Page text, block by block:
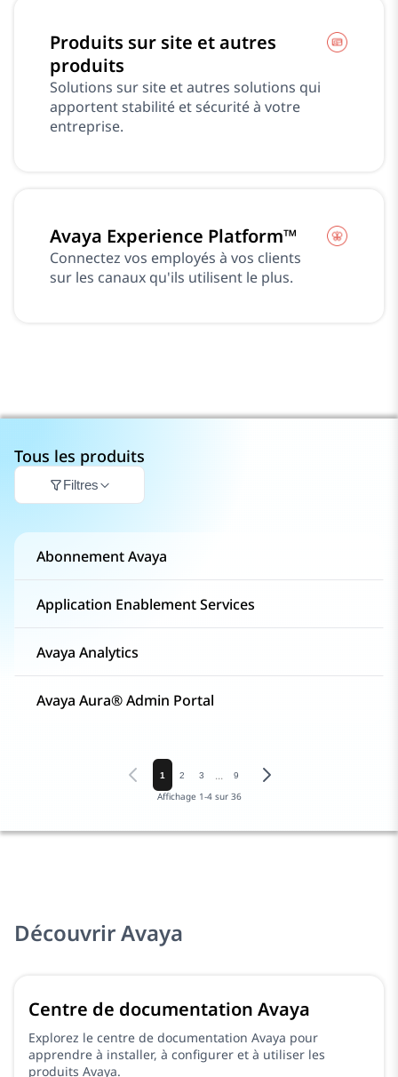
Produits sur site et autres
produits
Solutions sur site et autres solutions qui
apportent stabilité et sécurité à votre
entreprise.
Avaya Experience Platform™
Connectez vos employés à vos clients
sur les canaux qu'ils utilisent le plus.
Tous les produits
Filtres
Abonnement Avaya
Application Enablement Services
Avaya Analytics
Avaya Aura® Admin Portal
Affichage 1-4sur 36
1 2 3 ... 9
Découvrir Avaya
Centre de documentation Avaya
Explorez le centre de documentation Avaya pour
apprendre à installer, à configurer et à utiliser les
produits Avaya.